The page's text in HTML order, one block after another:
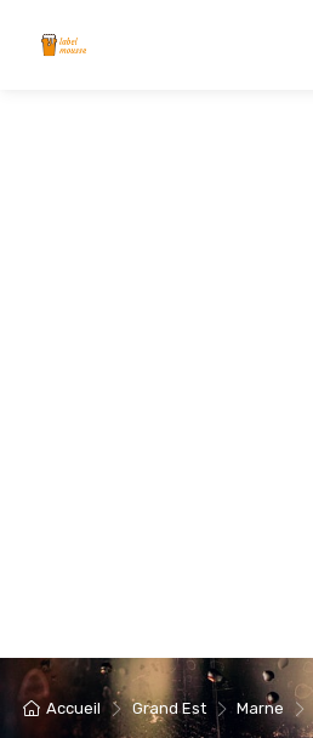
Accueil Grand Est Marne